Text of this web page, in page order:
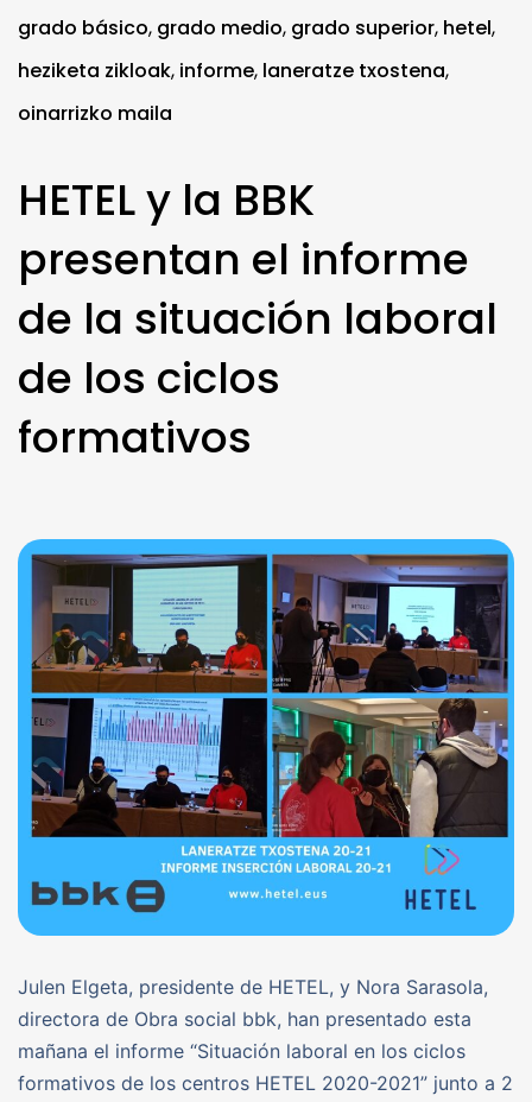
grado básico, grado medio, grado superior, hetel,
heziketa zikloak, informe, laneratze txostena,
oinarrizko maila
HETEL y la BBK
presentan el informe
de la situación laboral
de los ciclos
formativos
Julen Elgeta, presidente de HETEL, y Nora Sarasola,
directora de Obra social bbk, han presentado esta
mañana el informe “Situación laboral en los ciclos
formativos de los centros HETEL 2020-2021” junto a 2